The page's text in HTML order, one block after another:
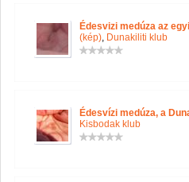
Édesvizi medúza az
(kép), Dunakiliti klub
Édesvízi medúza, a
Kisbodak klub